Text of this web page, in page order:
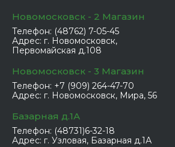
Новомосковск - 2 Магазин
Телефон: (48762) 7-05-45
Адрес: г. Новомосковск,
Первомайская д.108
Новомосковск - 3 Магазин
Телефон: +7 (909) 264-47-70
Адрес: г. Новомосковск, Мира, 56
Базарная д.1А
Телефон: (48731)6-32-18
Адрес: г. Узловая, Базарная д.1А